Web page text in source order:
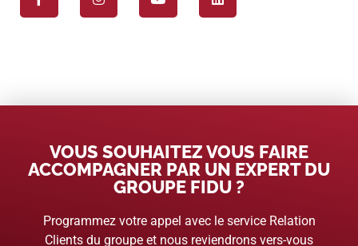
VOUS SOUHAITEZ VOUS FAIRE
ACCOMPAGNER PAR UN EXPERT DU
GROUPE FIDU ?
Programmez votre appel avec le service Relation
Clients du groupe et nous reviendrons vers-vous